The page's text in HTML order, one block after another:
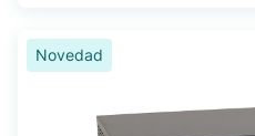
Novedad